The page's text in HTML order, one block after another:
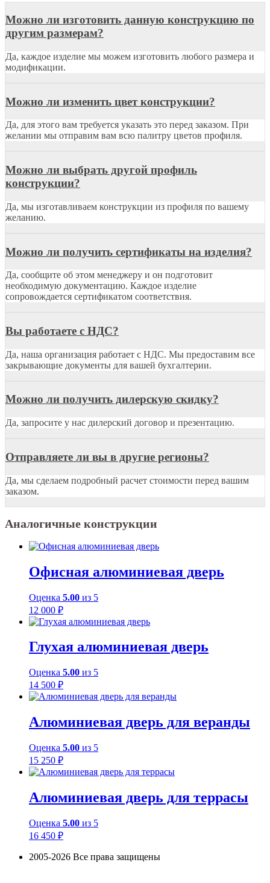
Можно ли изготовить данную конструкцию по
другим размерам?
Да, каждое изделие мы можем изготовить любого размера и
модификации.
Можно ли изменить цвет конструкции?
Да, для этого вам требуется указать это перед заказом. При
желании мы отправим вам всю палитру цветов профиля.
Можно ли выбрать другой профиль
конструкции?
Да, мы изготавливаем конструкции из профиля по вашему
желанию.
Можно ли получить сертификаты на изделия?
Да, сообщите об этом менеджеру и он подготовит
необходимую документацию. Каждое изделие
сопровождается сертификатом соответствия.
Вы работаете с НДС?
Да, наша организация работает с НДС. Мы предоставим все
закрывающие документы для вашей бухгалтерии.
Можно ли получить дилерскую скидку?
Да, запросите у нас дилерский договор и презентацию.
Отправляете ли вы в другие регионы?
Да, мы сделаем подробный расчет стоимости перед вашим
заказом.
Аналогичные конструкции
Офисная алюминиевая дверь
Оценка 5.00 из 5
12 000 ₽
Глухая алюминиевая дверь
Оценка 5.00 из 5
14 500 ₽
Алюминиевая дверь для веранды
Оценка 5.00 из 5
15 250 ₽
Алюминиевая дверь для террасы
Оценка 5.00 из 5
16 450 ₽
2005-2026 Все права защищены